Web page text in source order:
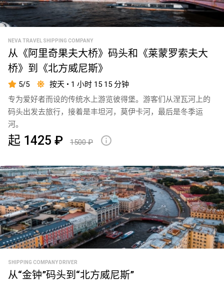
NEVA TRAVEL SHIPPING COMPANY
从《阿里奇果夫大桥》码头和《莱蒙罗索夫大
桥》到《北方威尼斯》
5/5
按天 • 1 小时 15 15 分钟
专为爱好者而设的传统水上游览彼得堡。游客们从涅瓦河上的
码头出发去旅行，接着是丰坦河，莫伊卡河，最后是冬季运
河。
起 1425 ₽ 1500 ₽
SHIPPING COMPANY DRIVER
从“金钟”码头到“北方威尼斯”